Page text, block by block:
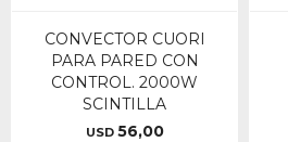
CONVECTOR CUORI
PARA PARED CON
CONTROL. 2000W
SCINTILLA
USD 56,00